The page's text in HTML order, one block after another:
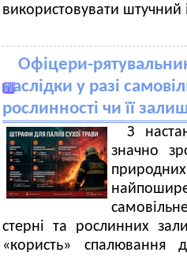
використовувати штучний
Офіцери-
наслідки у разі
рослинності чи її
З
значно
стерні та рослинних
«користь» спалювання